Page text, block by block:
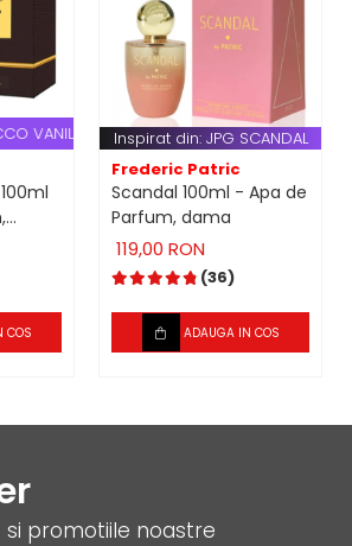
VANILLE
COS
Inspirat din: JPG SCANDAL
Frederic Patric
Scandal 100ml - Apa de
Parfum, dama
119,00 RON
(36)
ADAUGA IN COS
promotiile noastre